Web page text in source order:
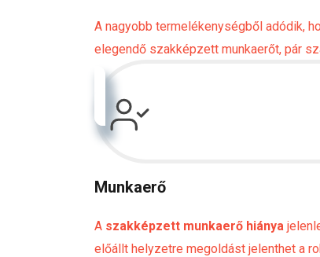
A nagyobb termelékenységből adódik,
elegendő szakképzett munkaerőt, pár
Munkaerő
A szakképzett munkaerő hiánya
előállt helyzetre megoldást jelenthet a